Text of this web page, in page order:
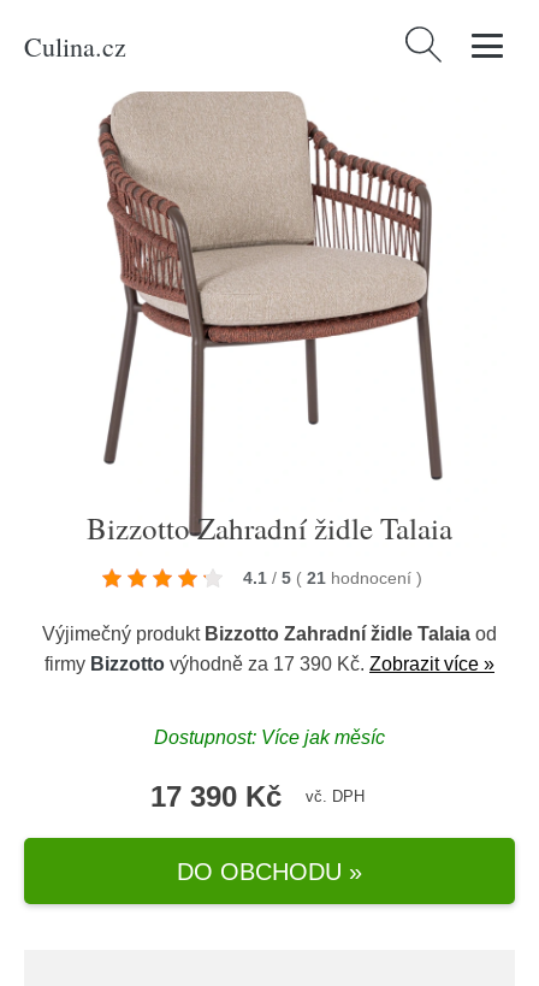
Culina.cz Vyhledávání
Produkty Bydlení a doplňky / Bizzotto Zahradní židle Talaia
Bizzotto Zahradní židle Talaia
4.1 / 5 ( 21 hodnocení )
Výjimečný produkt Bizzotto Zahradní židle Talaia od
firmy Bizzotto výhodně za 17 390 Kč. Zobrazit více »
Dostupnost: Více jak měsíc
17 390 Kč vč. DPH
DO OBCHODU »